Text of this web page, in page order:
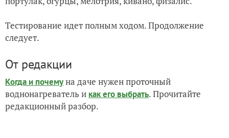
Тестирование идет полным ходом. Продолжение
следует.
От редакции
Когда и почемуна даче нужен проточный
воднонагреватель и как его выбрать. Прочитайте
редакционный разбор.